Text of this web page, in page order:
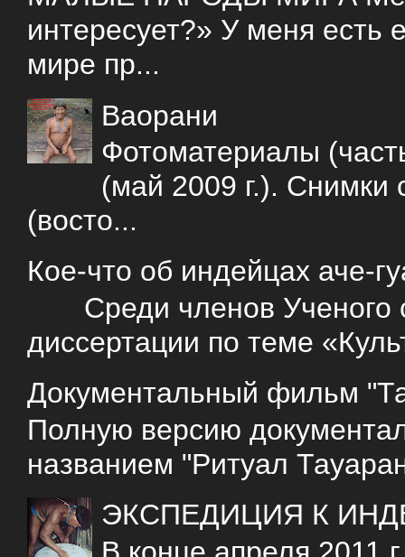
интересует?» У меня есть
мире пр...
Ваорани
Фотоматериалы
(май 2009 г.). Снимки
(восто...
Кое-что об индейцах аче-
Среди членов Ученого
диссертации по теме
Документальный фильм
Полную версию
названием "Ритуал
ЭКСПЕДИЦИЯ К